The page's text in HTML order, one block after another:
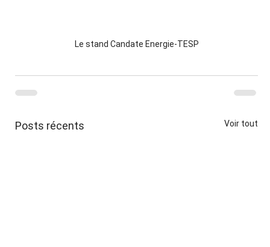
Le stand Candate Energie-TESP
Posts récents Voir tout